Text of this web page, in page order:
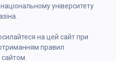
університету
на цей сайт при
правил